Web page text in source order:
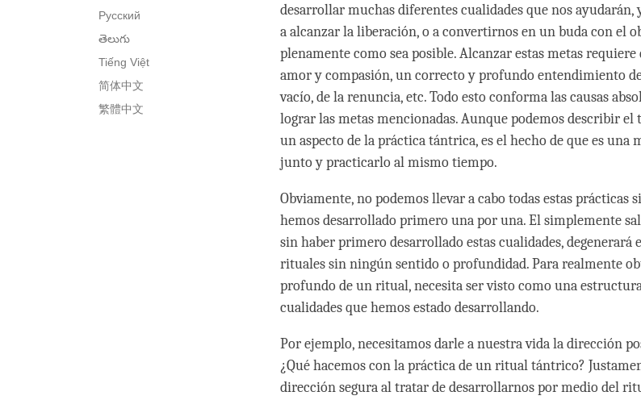
Русский
తెలుగు
Tiếng Việt
简体中文
繁體中文
desarrollar muchas diferentes cualidades que nos ayudarán,
a alcanzar la liberación, o a convertirnos en un buda con el
plenamente como sea posible. Alcanzar estas metas
amor y compasión, un correcto y profundo entendimiento
vacío, de la renuncia, etc. Todo esto conforma las causas
lograr las metas mencionadas. Aunque podemos describir el
un aspecto de la práctica tántrica, es el hecho de que es una
junto y practicarlo al mismo tiempo.
Obviamente, no podemos llevar a cabo todas estas prácticas
hemos desarrollado primero una por una. El simplemente
sin haber primero desarrollado estas cualidades, degenerará
rituales sin ningún sentido o profundidad. Para realmente
profundo de un ritual, necesita ser visto como una
cualidades que hemos estado desarrollando.
Por ejemplo, necesitamos darle a nuestra vida la dirección
¿Qué hacemos con la práctica de un ritual tántrico?
dirección segura al tratar de desarrollarnos por medio del